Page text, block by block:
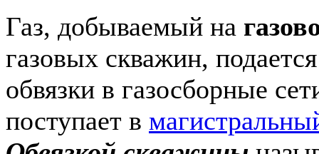
Газ, добываемый на
газовых скважин,
обвязки в газосборные
поступает в